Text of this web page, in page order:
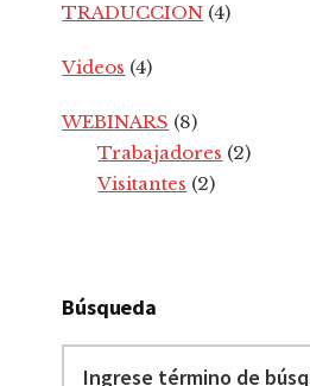
TRADUCCION (4)
Videos (4)
WEBINARS (8)
Trabajadores (2)
Visitantes (2)
Búsqueda